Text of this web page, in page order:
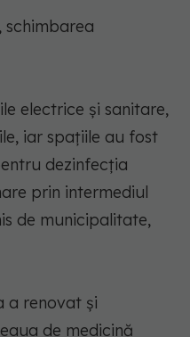
schimbarea
electrice şi sanitare,
iar spaţiile au fost
dezinfecţia
prin intermediul
de municipalitate,
a renovat şi
de medicină